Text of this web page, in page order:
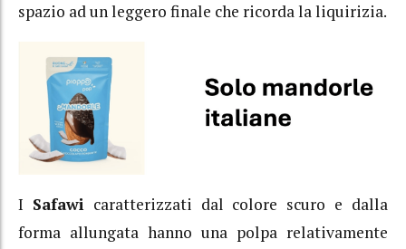
spazio ad un leggero finale che ricorda la liquirizia.
I Safawicaratterizzati dal colore scuro e dalla
forma allungata hanno una polpa relativamente